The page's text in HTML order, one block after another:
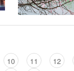
10 11 12